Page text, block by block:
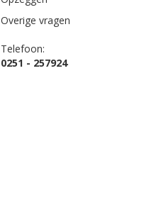
Overige vragen
Telefoon:
0251 - 257924